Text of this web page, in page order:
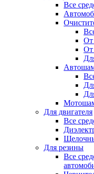
Все
От
От
Для двигателя
Все
Для резины
Все